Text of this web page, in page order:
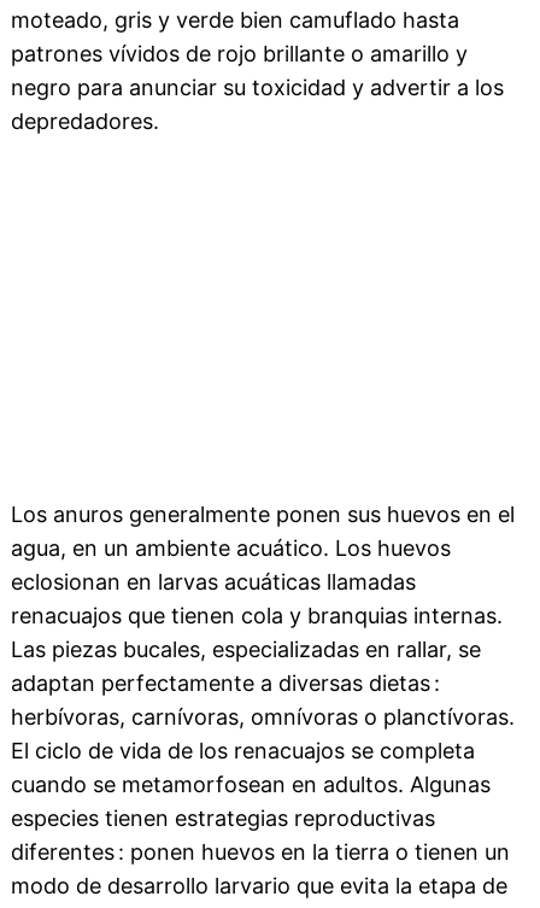
moteado, gris y verde bien camuflado hasta
patrones vívidos de rojo brillante o amarillo y
negro para anunciar su toxicidad y advertir a los
depredadores.
Los anuros generalmente ponen sus huevos en el
agua, en un ambiente acuático. Los huevos
eclosionan en larvas acuáticas llamadas
renacuajos que tienen cola y branquias internas.
Las piezas bucales, especializadas en rallar, se
adaptan perfectamente a diversas dietas :
herbívoras, carnívoras, omnívoras o planctívoras.
El ciclo de vida de los renacuajos se completa
cuando se metamorfosean en adultos. Algunas
especies tienen estrategias reproductivas
diferentes : ponen huevos en la tierra o tienen un
modo de desarrollo larvario que evita la etapa de